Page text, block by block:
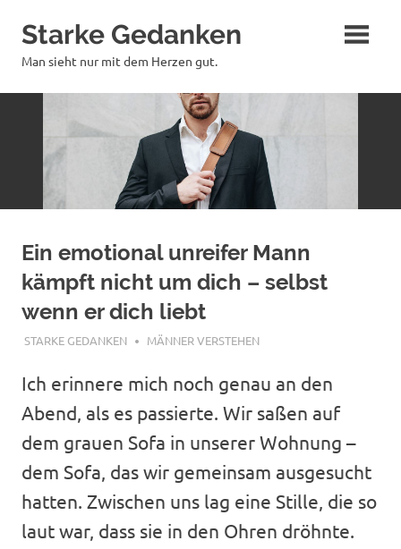
Inhalt
springen
Starke Gedanken
Man sieht nur mit dem Herzen gut.
Ein emotional unreifer Mann
kämpft nicht um dich – selbst
wenn er dich liebt
DEZEMBER 8, 2025
STARKE GEDANKEN MÄNNER VERSTEHEN
Ich erinnere mich noch genau an den
Abend, als es passierte. Wir saßen auf
dem grauen Sofa in unserer Wohnung –
dem Sofa, das wir gemeinsam ausgesucht
hatten. Zwischen uns lag eine Stille, die so
laut war, dass sie in den Ohren dröhnte.